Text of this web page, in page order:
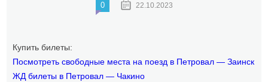
0 22.10.2023
Купить билеты:
Посмотреть свободные места на поезд в Петровал — Заинск
ЖД билеты в Петровал — Чакино